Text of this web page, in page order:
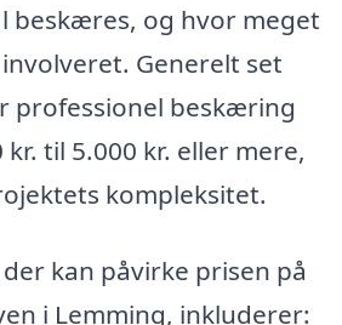
beskæres, og hvor meget
Generelt set
professionel beskæring
til 5.000 kr. eller mere,
kompleksitet.
kan påvirke prisen på
i Lemming, inkluderer: